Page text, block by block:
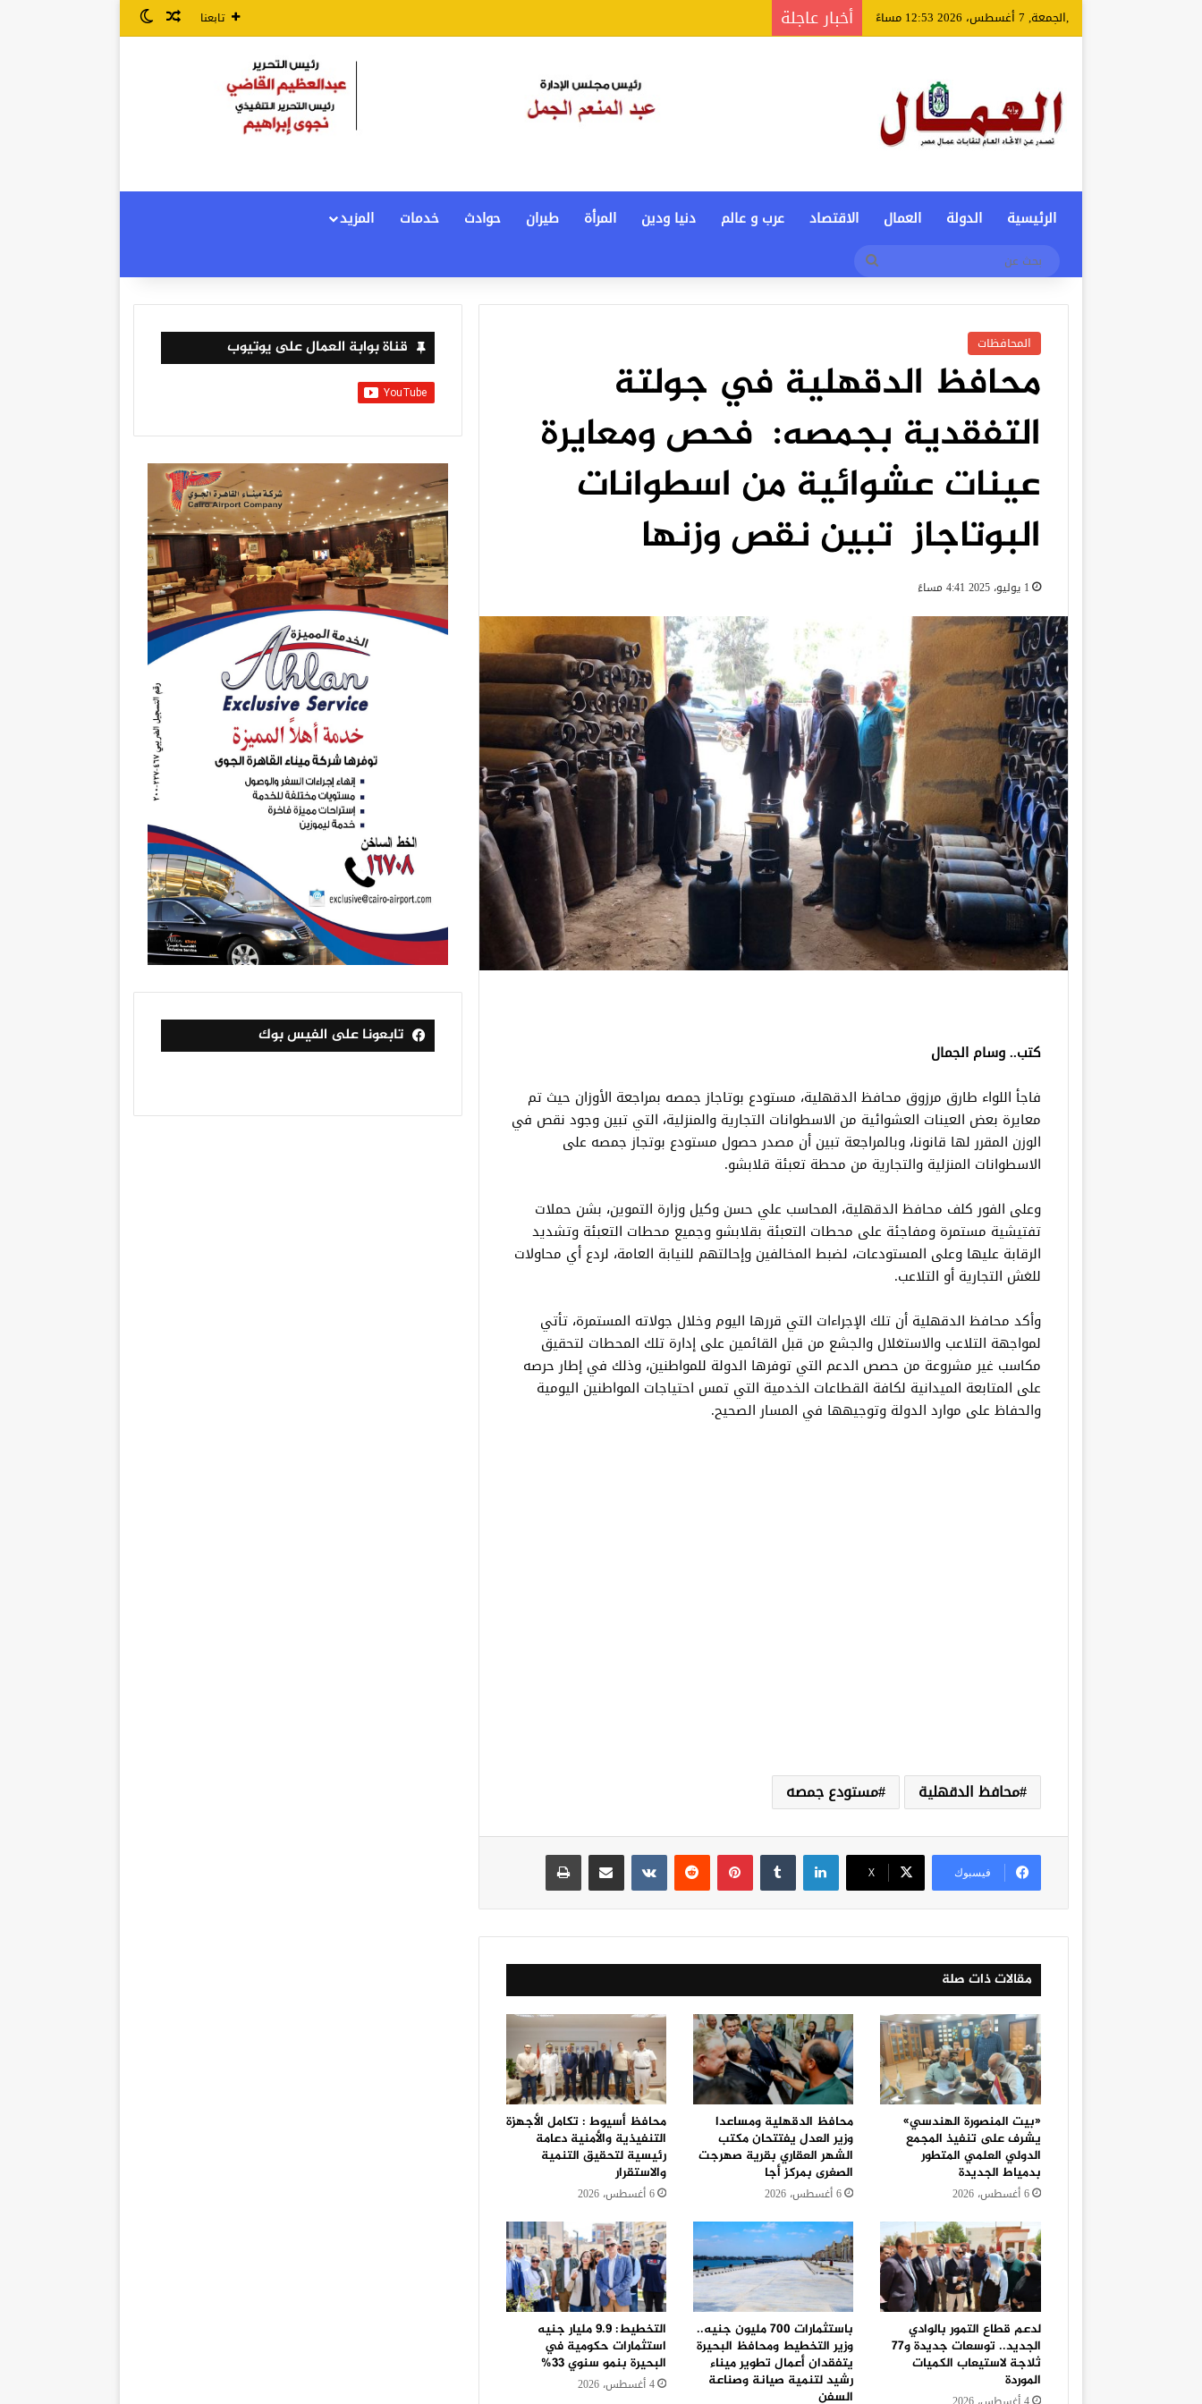
,الجمعة, 7 أغسطس، 2026 12:53 مساءً أخبار عاجلة تابعنا مقال عشوائي
الوضع المظلم
الرئيسية الدولة العمال الاقتصاد عرب و عالم دنيا ودين المرأة طيران حوادث خدمات
المزيد
المحافظات
محافظ الدقهلية في جولتة
التفقدية بجمصه: فحص ومعايرة
عينات عشوائية من اسطوانات
البوتاجاز تبين نقص وزنها
1 يوليو، 2025 4:41 مساءً
كتب.. وسام الجمال
فاجأ اللواء طارق مرزوق محافظ الدقهلية، مستودع بوتاجاز جمصه بمراجعة الأوزان حيث تم
معايرة بعض العينات العشوائية من الاسطوانات التجارية والمنزلية، التي تبين وجود نقص في
الوزن المقرر لها قانونا، وبالمراجعة تبين أن مصدر حصول مستودع بوتجاز جمصه على
الاسطوانات المنزلية والتجارية من محطة تعبئة قلابشو.
وعلى الفور كلف محافظ الدقهلية، المحاسب علي حسن وكيل وزارة التموين، بشن حملات
تفتيشية مستمرة ومفاجئة على محطات التعبئة بقلابشو وجميع محطات التعبئة وتشديد
الرقابة عليها وعلى المستودعات، لضبط المخالفين وإحالتهم للنيابة العامة، لردع أي محاولات
للغش التجارية أو التلاعب.
وأكد محافظ الدقهلية أن تلك الإجراءات التي قررها اليوم وخلال جولاته المستمرة، تأتي
لمواجهة التلاعب والاستغلال والجشع من قبل القائمين على إدارة تلك المحطات لتحقيق
مكاسب غير مشروعة من حصص الدعم التي توفرها الدولة للمواطنين، وذلك في إطار حرصه
على المتابعة الميدانية لكافة القطاعات الخدمية التي تمس احتياجات المواطنين اليومية
والحفاظ على موارد الدولة وتوجيهها في المسار الصحيح.
محافظ الدقهلية مستودع جمصه
فيسبوك ‫X
لينكدإن بينتيريست
مقالات ذات صلة
«بيت المنصورة الهندسي»
يشرف على تنفيذ المجمع
الدولي العلمي المتطور
بدمياط الجديدة
6 أغسطس، 2026
محافظ الدقهلية ومساعدا
وزير العدل يفتتحان مكتب
الشهر العقاري بقرية صهرجت
الصغرى بمركز أجا
6 أغسطس، 2026
محافظ أسيوط : تكامل الأجهزة
التنفيذية والأمنية دعامة
رئيسية لتحقيق التنمية
والاستقرار
6 أغسطس، 2026
لدعم قطاع التمور بالوادي
الجديد.. توسعات جديدة و٧٧
ثلاجة لاستيعاب الكميات
الموردة
باستثمارات 700 مليون جنيه..
وزير التخطيط ومحافظ البحيرة
يتفقدان أعمال تطوير ميناء
رشيد لتنمية صيانة وصناعة
السفن
التخطيط: 9.9 مليار جنيه
استثمارات حكومية في
البحيرة بنمو سنوي 33%
4 أغسطس، 2026
قناة بوابة العمال على يوتيوب
تابعونا على الفيس بوك